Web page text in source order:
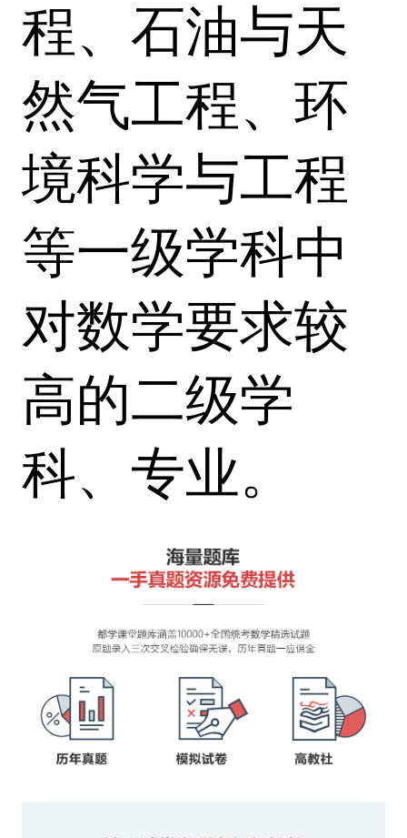
程、石油与天
然气工程、环
境科学与工程
等一级学科中
对数学要求较
高的二级学
科、专业。